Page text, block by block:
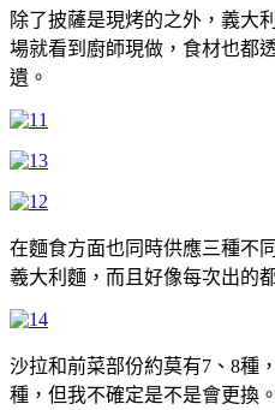
除了披薩是現烤的之外，義大
場就看到廚師現做，食材也都
遺。
在麵食方面也同時供應三種不
羲大利麵，而且好像每次出的
沙拉和前菜部份約莫有7、8種
種，但我不確定是不是會更換。